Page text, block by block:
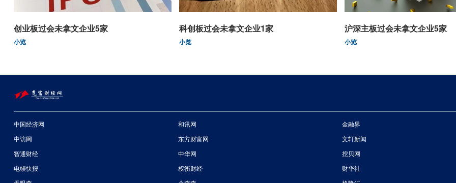
创业板过会未拿文企业5家
小览
科创板过会未拿文企业1家
小览
沪深主板过会未拿文企业5家
小览
中国经济网 和讯网
金融界
中访网
东方财富网
文轩新闻
智通财经
中华网
挖贝网
电鳗快报
权衡财经
财华社